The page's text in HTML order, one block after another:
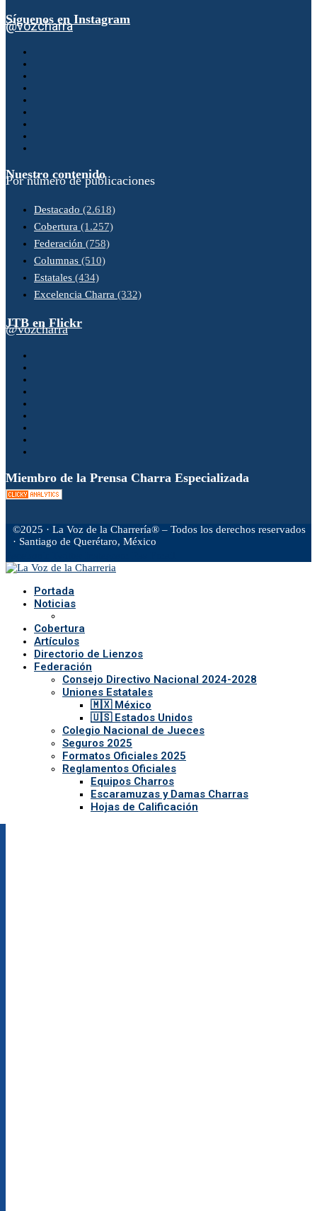
Síguenos en Instagram
@vozcharra
Nuestro contenido
Por número de publicaciones
Destacado (2.618)
Cobertura (1.257)
Federación (758)
Columnas (510)
Estatales (434)
Excelencia Charra (332)
JTB en Flickr
@vozcharra
Miembro de la Prensa Charra Especializada
©2025 · La Voz de la Charrería® – Todos los derechos reservados
· Santiago de Querétaro, México
Portada
Noticias
Cobertura
Artículos
Directorio de Lienzos
Federación
Consejo Directivo Nacional 2024-2028
Uniones Estatales
🇲🇽 México
🇺🇸 Estados Unidos
Colegio Nacional de Jueces
Seguros 2025
Formatos Oficiales 2025
Reglamentos Oficiales
Equipos Charros
Escaramuzas y Damas Charras
Hojas de Calificación